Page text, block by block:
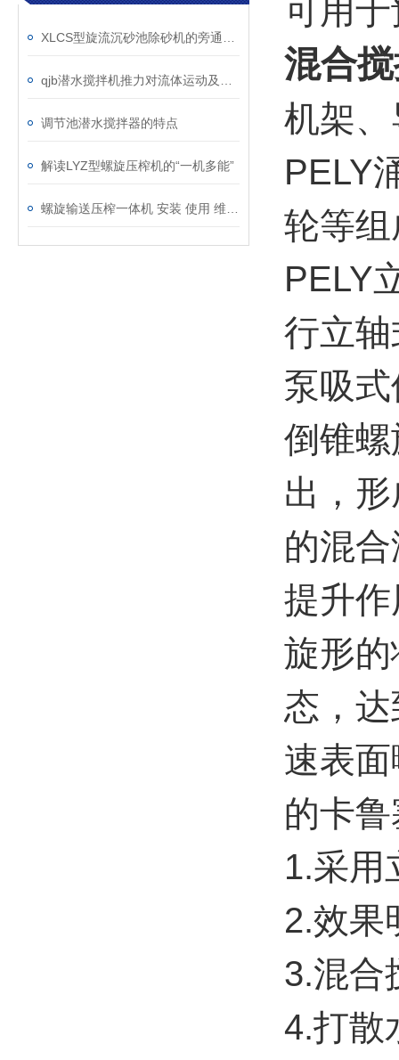
调节池潜水搅拌器的特点
解读LYZ型螺旋压榨机的“一机多能”
可用
混合
机架
PELY
轮等
PELY
行立
泵吸
倒锥
出，
的混
提升
旋形
态，
速表
的卡
1.采用
2.效果
3.混合
4.打散